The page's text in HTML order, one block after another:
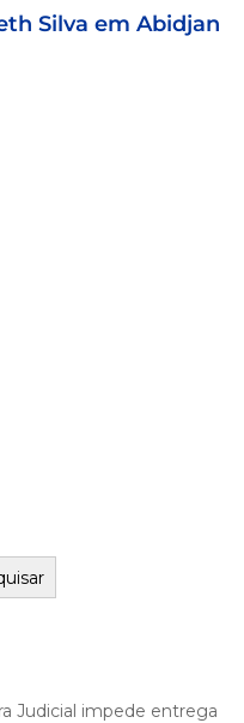
Visa For Music
Judicial impede entrega